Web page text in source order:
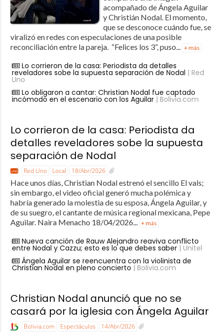
acompañado de Ángela Aguilar
y Christián Nodal. El momento,
que se desconoce cuándo fue, se
viralizó en redes con especulaciones de una posible
reconciliación entre la pareja. “Felices los 3”, puso... + más
Lo corrieron de la casa: Periodista da detalles
reveladores sobe la supuesta separación de Nodal | Red
Uno
Lo obligaron a cantar: Christian Nodal fue captado
incómodo en el escenario con los Aguilar| Bolivia.com
Lo corrieron de la casa: Periodista da
detalles reveladores sobe la supuesta
separación de Nodal
Red Uno Local 18/Abr/2026
Hace unos días, Christian Nodal estrenó el sencillo El vals;
sin embargo, el video oficial generó mucha polémica y
habría generado la molestia de su esposa, Ángela Aguilar, y
de su suegro, el cantante de música regional mexicana, Pepe
Aguilar. Naira Menacho 18/04/2026...
+ más
Nueva canción de Rauw Alejandro reaviva conflicto
entre Nodal y Cazzu; esto es lo que debes saber| Unitel
Ángela Aguilar se reencuentra con la violinista de
Christian Nodal en pleno concierto | Bolivia.com
Christian Nodal anunció que no se
casará por la iglesia con Ángela Aguilar
Bolivia.com Espectáculos 14/Abr/2026